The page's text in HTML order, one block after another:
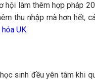
hội làm thêm hợp pháp
thu nhập mà hơn hết,
UK.
sinh đều yên tâm khi